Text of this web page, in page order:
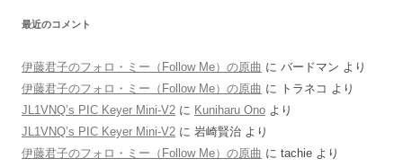
最近のコメント
伊藤君子のフォロ・ミー（Follow Me）の原曲 に バードマン より
伊藤君子のフォロ・ミー（Follow Me）の原曲 に トラネコ より
JL1VNQ’s PIC Keyer Mini-V2 に Kuniharu Ono より
JL1VNQ’s PIC Keyer Mini-V2 に 岩崎賢治 より
伊藤君子のフォロ・ミー（Follow Me）の原曲 に tachie より